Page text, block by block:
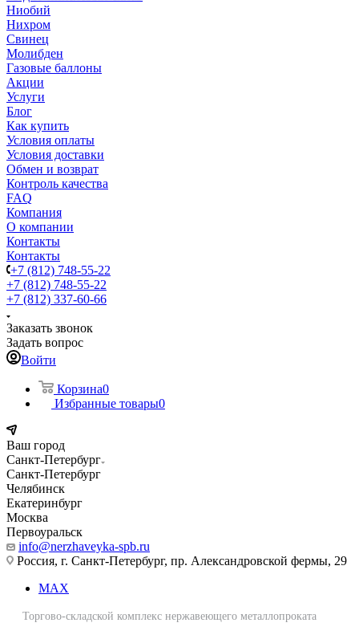
Ниобий
Нихром
Свинец
Молибден
Газовые баллоны
Акции
Услуги
Блог
Как купить
Условия оплаты
Условия доставки
Обмен и возврат
Контроль качества
FAQ
Компания
О компании
Контакты
Контакты
+7 (812) 748-55-22
+7 (812) 748-55-22
+7 (812) 337-60-66
Заказать звонок
Задать вопрос
Войти
Корзина0
Избранные товары0
Ваш город
Санкт-Петербург
Санкт-Петербург
Челябинск
Екатеринбург
Москва
Первоуральск
info@nerzhaveyka-spb.ru
Россия, г. Санкт-Петербург, пр. Александровской фермы, 29
MAX
Торгово-складской комплекс нержавеющего металлопроката